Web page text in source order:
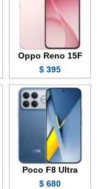
Oppo Reno 15F
395 $
Poco F8 Ultra
680 $